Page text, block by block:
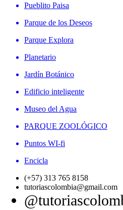
Pueblito Paisa
Parque de los Deseos
Parque Explora
Planetario
Jardín Botánico
Edificio inteligente
Museo del Agua
PARQUE ZOOLÓGICO
Puntos WI-fi
Encicla
(+57) 313 765 8158
tutoriascolombia@gmail.com